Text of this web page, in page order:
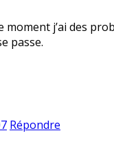
moment j’ai des
passe.
Répondre